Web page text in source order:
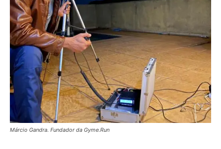
Márcio Gandra. Fundador da Gyme.Run